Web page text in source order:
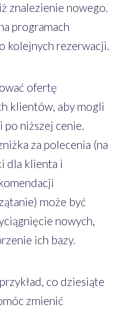
znalezienie nowego.
programach
kolejnych rezerwacji.
ofertę
klientów, aby mogli
po niższej cenie.
za polecenia (na
dla klienta i
może być
nowych,
ich bazy.
co dziesiąte
zmienić